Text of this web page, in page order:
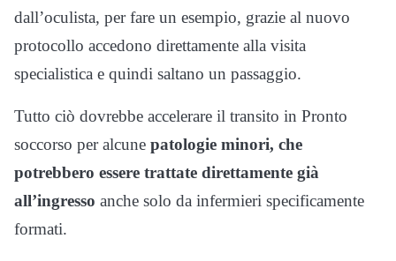
dall’oculista, per fare un esempio, grazie al nuovo
protocollo accedono direttamente alla visita
specialistica e quindi saltano un passaggio.
Tutto ciò dovrebbe accelerare il transito in Pronto
soccorso per alcune patologie minori, che
potrebbero essere trattate direttamente già
all’ingresso anche solo da infermieri specificamente
formati.